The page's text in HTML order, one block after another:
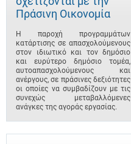
Πράσινη Οικονομία
Η παροχή προγραμμάτων
κατάρτισης σε απασχολούμενους
στον ιδιωτικό και τον δημόσιο
και ευρύτερο δημόσιο τομέα,
αυτοαπασχολούμενους και
ανέργους, σε πράσινες δεξιότητες
οι οποίες να συμβαδίζουν με τις
συνεχώς μεταβαλλόμενες
ανάγκες της αγοράς εργασίας.